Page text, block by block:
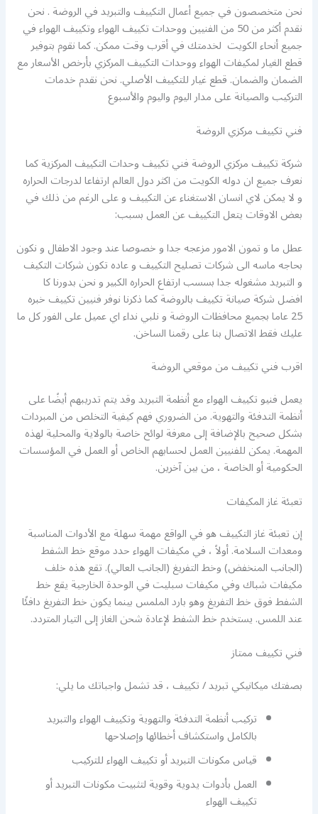
نحن متخصصون في جميع أعمال التكييف والتبريد في الروضة . نحن
نقدم أكثر من 50 من الفنيين ووحدات تكييف الهواء وتكييف الهواء في
جميع أنحاء الكويت لخدمتك في أقرب وقت ممكن. كما نقوم بتوفير
قطع الغيار لمكيفات الهواء ووحدات التكييف المركزي بأرخص الأسعار مع
الضمان والضمان. قطع غيار للتكييف الأصلي. نحن نقدم خدمات
التركيب والصيانة على مدار اليوم واليوم والأسبوع
فني تكييف مركزي الروضة
شركة تكييف مركزي الروضة فني تكييف وحدات التكييف المركزية كما
نعرف جميع ان دوله الكويت من اكثر دول العالم ارتفاعا لدرجات الحراره
و لا يمكن لاي انسان الاستغناء عن التكييف و على الرغم من ذلك في
بعض الاوقات يتعل التكييف عن العمل بسبب:
عطل ما و تمون الامور مزعجه جدا و خصوصا عند وجود الاطفال و نكون
بحاجه ماسه الى شركات تصليح التكييف و عاده تكون شركات التكيف
و التبريد مشغوله جدا بسسب ارتفاع الحراره الكبير و نحن بدورنا كا
افضل شركة صيانة تكييف بالروضة كما ذكرنا نوفر فنيين تكييف خبره
25 عاما بجميع محافظات الروضة و نلبي نداء اي عميل على الفور كل ما
عليك فقط الاتصال بنا على رقمنا الساخن.
اقرب فني تكييف من موقعي الروضة
يعمل فنيو تكييف الهواء مع أنظمة التبريد وقد يتم تدريبهم أيضًا على
أنظمة التدفئة والتهوية. من الضروري فهم كيفية التخلص من المبردات
بشكل صحيح بالإضافة إلى معرفة لوائح خاصة بالولاية والمحلية لهذه
المهمة. يمكن للفنيين العمل لحسابهم الخاص أو العمل في المؤسسات
الحكومية أو الخاصة ، من بين آخرين.
تعبئة غاز المكيفات
إن تعبئة غاز التكييف هو في الواقع مهمة سهلة مع الأدوات المناسبة
ومعدات السلامة. أولاً ، في مكيفات الهواء حدد موقع خط الشفط
(الجانب المنخفض) وخط التفريغ (الجانب العالي). تقع هذه خلف
مكيفات شباك وفي مكيفات سبليت في الوحدة الخارجية يقع خط
الشفط فوق خط التفريغ وهو بارد الملمس بينما يكون خط التفريغ دافئًا
عند اللمس. يستخدم خط الشفط لإعادة شحن الغاز إلى التيار المتردد.
فني تكييف ممتاز
بصفتك ميكانيكي تبريد / تكييف ، قد تشمل واجباتك ما يلي:
تركيب أنظمة التدفئة والتهوية وتكييف الهواء والتبريد
بالكامل واستكشاف أخطائها وإصلاحها
قياس مكونات التبريد أو تكييف الهواء للتركيب
العمل بأدوات يدوية وقوية لتثبيت مكونات التبريد أو
تكييف الهواء